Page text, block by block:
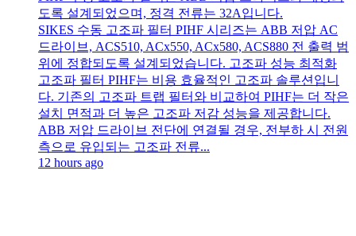
도록 설계되었으며, 정격 전류는 32A입니다.
SIKES 수동 고조파 필터 PIHF 시리즈는 ABB 저압 AC
드라이브, ACS510, ACx550, ACx580, ACS880 전 출력 범
위에 정합되도록 설계되었습니다. 고조파 성능 최적화
고조파 필터 PIHF는 비용 효율적인 고조파 솔루션입니
다. 기존의 고조파 트랩 필터와 비교하여 PIHF는 더 작은
설치 면적과 더 높은 고조파 저감 성능을 제공합니다.
ABB 저압 드라이브 전단에 연결될 경우, 전부하 시 전원
측으로 유입되는 고조파 전류...
12 hours ago